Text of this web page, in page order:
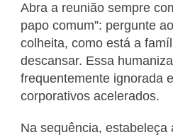
Abra a reunião sempre
papo comum”: pergunte
colheita, como está a
descansar. Essa
frequentemente ignorada
corporativos acelerados.
Na sequência, estabeleça